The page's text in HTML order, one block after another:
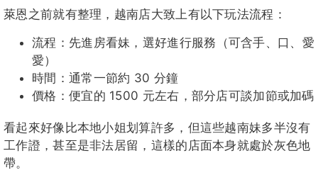
萊恩之前就有整理，越南店大致上有以下玩法流程：
流程：先進房看妹，選好進行服務（可含手、口、愛
愛）
時間：通常一節約 30 分鐘
價格：便宜的 1500 元左右，部分店可談加節或加碼
看起來好像比本地小姐划算許多，但這些越南妹多半沒有
工作證，甚至是非法居留，這樣的店面本身就處於灰色地
帶。